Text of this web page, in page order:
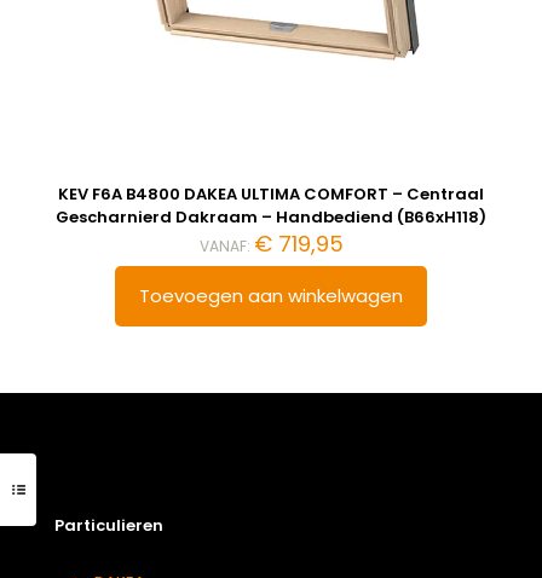
KEV F6A B4800 DAKEA ULTIMA COMFORT – Centraal
Gescharnierd Dakraam – Handbediend (B66xH118)
VANAF: €719,95
Toevoegen aan winkelwagen
Particulieren